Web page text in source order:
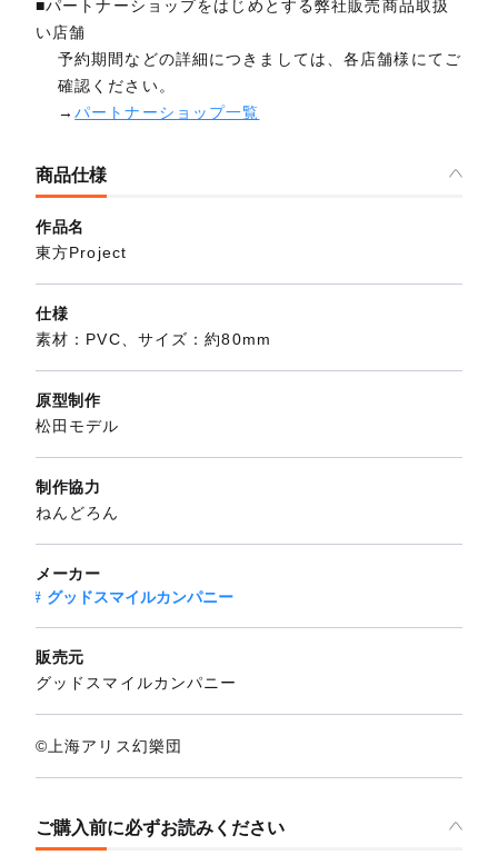
■パートナーショップをはじめとする弊社販売商品取扱
い店舗
予約期間などの詳細につきましては、各店舗様にてご
確認ください。
→パートナーショップ一覧
商品仕様
作品名
東方Project
仕様
素材：PVC、サイズ：約80mm
原型制作
松田モデル
制作協力
ねんどろん
メーカー
グッドスマイルカンパニー
販売元
グッドスマイルカンパニー
©上海アリス幻樂団
ご購入前に必ずお読みください